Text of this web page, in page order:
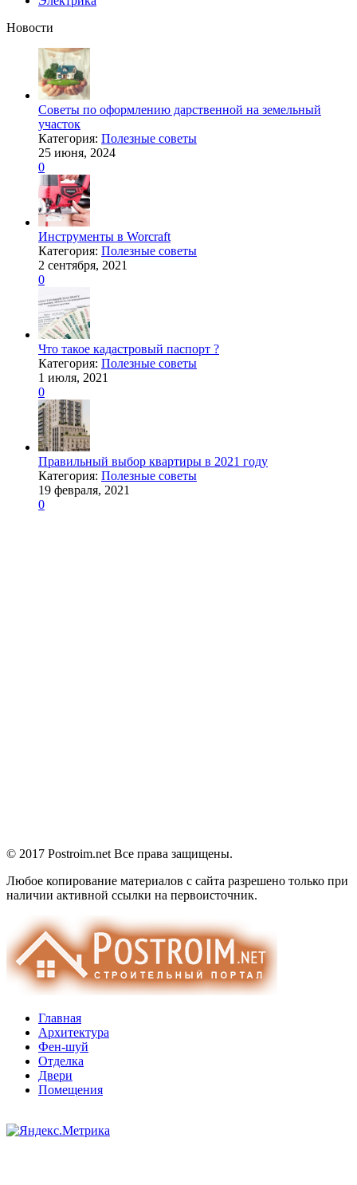
Новости
Советы по оформлению дарственной на земельный
участок
Категория: Полезные советы
25 июня, 2024
0
Инструменты в Worcraft
Категория: Полезные советы
2 сентября, 2021
0
Что такое кадастровый паспорт ?
Категория: Полезные советы
1 июля, 2021
0
Правильный выбор квартиры в 2021 году
Категория: Полезные советы
19 февраля, 2021
0
© 2017 Postroim.net Все права защищены.
Любое копирование материалов с сайта разрешено только при
наличии активной ссылки на первоисточник.
Главная
Архитектура
Фен-шуй
Отделка
Двери
Помещения